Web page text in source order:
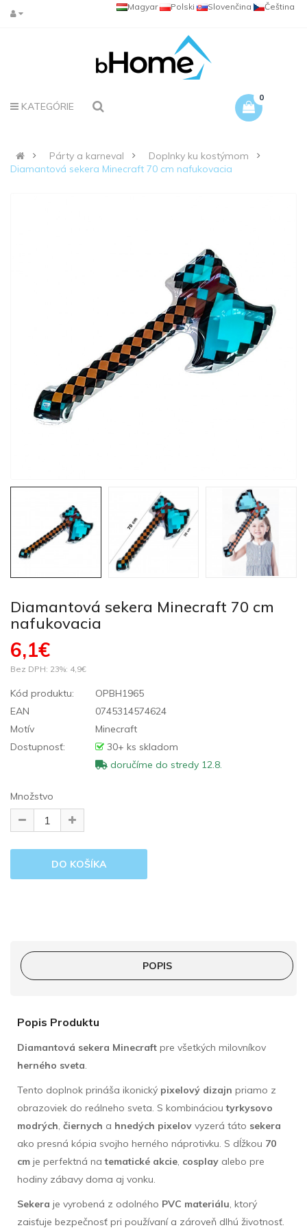
Čeština
Slovenčina
Polski
Magyar
KATEGÓRIE
0
Párty a karneval
Doplnky ku kostýmom
Diamantová sekera Minecraft 70 cm nafukovacia
Diamantová sekera Minecraft 70 cm
nafukovacia
6,1€
Bez DPH: 23%: 4,9€
Kód produktu:
OPBH1965
EAN
0745314574624
Motív
Minecraft
Dostupnosť:
30+ ks skladom
doručíme do stredy 12.8.
Množstvo
POPIS
Popis Produktu
Diamantová sekera Minecraft pre všetkých milovníkov
herného sveta.
Tento doplnok prináša ikonický pixelový dizajn priamo z
obrazoviek do reálneho sveta. S kombinácioutyrkysovo
modrých, čiernych a hnedých pixelov vyzerá táto sekera
ako presná kópia svojho herného náprotivku. S dĺžkou 70
cm je perfektná natematické akcie, cosplay alebo pre
hodiny zábavy doma aj vonku.
Sekera je vyrobená z odolného PVC materiálu, ktorý
zaisťuje bezpečnosť pri používaní a zároveň dlhú životnosť.